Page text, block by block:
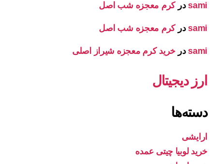
samiدرکرم معجزه شب اصل
samiدرکرم معجزه شب اصل
samiدر خرید کرم معجزه شیراز اصلی
ارز دیجیتال
دسته‌ها
ارایشی
خرید لوبیا چیتی عمده